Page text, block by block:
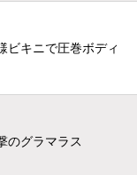
ビキニで圧巻ボディ
のグラマラス